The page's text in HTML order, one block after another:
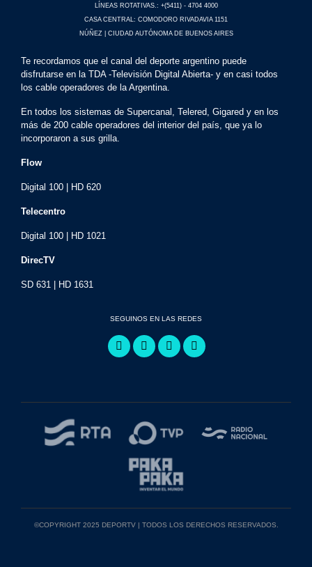
LÍNEAS ROTATIVAS.: +(5411) - 4704 4000
CASA CENTRAL: COMODORO RIVADAVIA 1151
NÚÑEZ | CIUDAD AUTÓNOMA DE BUENOS AIRES
Te recordamos que el canal del deporte argentino puede
disfrutarse en la TDA -Televisión Digital Abierta- y en casi todos
los cable operadores de la Argentina.
En todos los sistemas de Supercanal, Telered, Gigared y en los
más de 200 cable operadores del interior del país, que ya lo
incorporaron a sus grilla.
Flow
Digital 100 | HD 620
Telecentro
Digital 100 | HD 1021
DirecTV
SD 631 | HD 1631
SEGUINOS EN LAS REDES
©COPYRIGHT 2025 DEPORTV | TODOS LOS DERECHOS RESERVADOS.